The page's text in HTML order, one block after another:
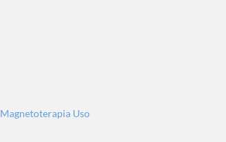
Magnetoterapia Uso